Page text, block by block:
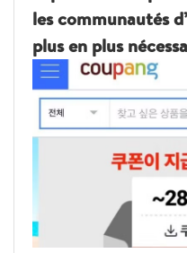
les communautés
plus en plus